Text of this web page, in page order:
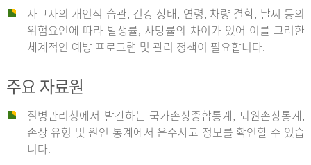
사
사고자의 개인적 습관, 건강 상태, 연령, 차량 결함, 날씨 등의
위험요인에 따라 발생률, 사망률의 차이가 있어 이를 고려한
체계적인 예방 프로그램 및 관리 정책이 필요합니다.
주요 자료원
질병관리청에서 발간하는 국가손상종합통계, 퇴원손상통계,
손상 유형 및 원인 통계에서 운수사고 정보를 확인할 수 있습
니다.